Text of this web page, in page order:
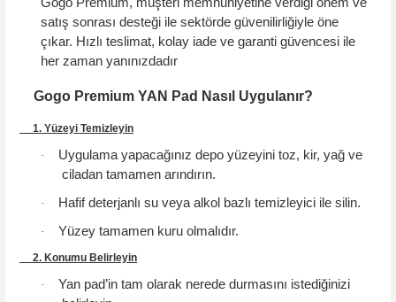
satış sonrası desteği ile sektörde güvenilirliğiyle öne
çıkar. Hızlı teslimat, kolay iade ve garanti güvencesi ile
her zaman yanınızdadır
Gogo Premium YAN Pad Nasıl Uygulanır?
1. Yüzeyi Temizleyin
·
Uygulama yapacağınız depo yüzeyini toz, kir, yağ ve
ciladan tamamen arındırın.
· Hafif deterjanlı su veya alkol bazlı temizleyici ile silin.
· Yüzey tamamen kuru olmalıdır.
2. Konumu Belirleyin
·
Yan pad’in tam olarak nerede durmasını istediğinizi